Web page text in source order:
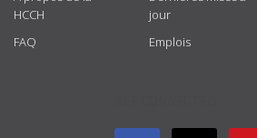
HCCH
FAQ
jour
Emplois